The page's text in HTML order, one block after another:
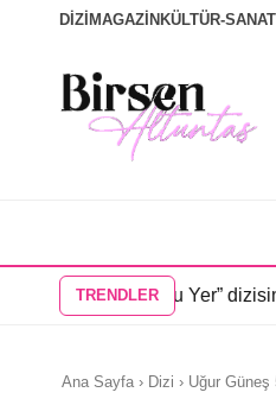
DİZİ MAGAZİN KÜLTÜR-SANAT
TRENDLER
Yer” dizisinde•Selin
Ana Sayfa › Dizi › Uğur Güneş